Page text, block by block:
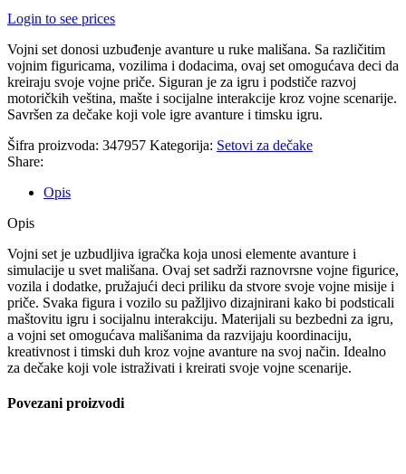
Login to see prices
Vojni set donosi uzbuđenje avanture u ruke mališana. Sa različitim
vojnim figuricama, vozilima i dodacima, ovaj set omogućava deci da
kreiraju svoje vojne priče. Siguran je za igru i podstiče razvoj
motoričkih veština, mašte i socijalne interakcije kroz vojne scenarije.
Savršen za dečake koji vole igre avanture i timsku igru.
Šifra proizvoda: 347957 Kategorija: Setovi za dečake
Share:
Opis
Opis
Vojni set je uzbudljiva igračka koja unosi elemente avanture i
simulacije u svet mališana. Ovaj set sadrži raznovrsne vojne figurice,
vozila i dodatke, pružajući deci priliku da stvore svoje vojne misije i
priče. Svaka figura i vozilo su pažljivo dizajnirani kako bi podsticali
maštovitu igru i socijalnu interakciju. Materijali su bezbedni za igru,
a vojni set omogućava mališanima da razvijaju koordinaciju,
kreativnost i timski duh kroz vojne avanture na svoj način. Idealno
za dečake koji vole istraživati i kreirati svoje vojne scenarije.
Povezani proizvodi